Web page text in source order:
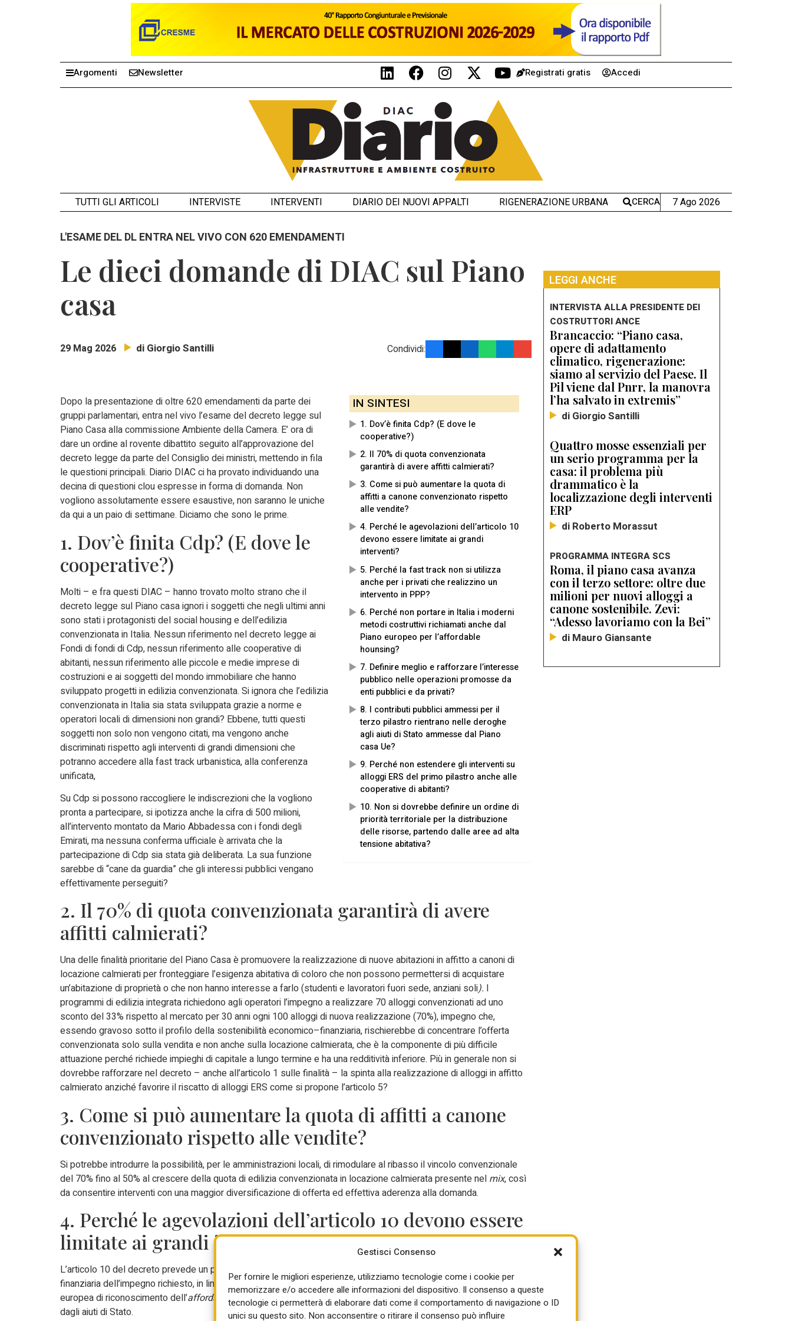
Gestisci Consenso
Per fornire le migliori esperienze, utilizziamo tecnologie come i cookie per
memorizzare e/o accedere alle informazioni del dispositivo. Il consenso a queste
tecnologie ci permetterà di elaborare dati come il comportamento di navigazione o ID
unici su questo sito. Non acconsentire o ritirare il consenso può influire
Argomenti Newsletter Registrati gratis Accedi
TUTTI GLI ARTICOLI INTERVISTE INTERVENTI DIARIO DEI NUOVI APPALTI RIGENERAZIONE URBANA CERCA 7 Ago 2026
L'ESAME DEL DL ENTRA NEL VIVO CON 620 EMENDAMENTI
Le dieci domande di DIAC sul Piano
casa
29 Mag 2026 di Giorgio Santilli Condividi:
IN SINTESI
1. Dov’è finita Cdp? (E dove le
cooperative?)
2. Il 70% di quota convenzionata
garantirà di avere affitti calmierati?
3. Come si può aumentare la quota di
affitti a canone convenzionato rispetto
alle vendite?
4. Perché le agevolazioni dell’articolo 10
devono essere limitate ai grandi
interventi?
5. Perché la fast track non si utilizza
anche per i privati che realizzino un
intervento in PPP?
6. Perché non portare in Italia i moderni
metodi costruttivi richiamati anche dal
Piano europeo per l’affordable
hounsing?
7. Definire meglio e rafforzare l’interesse
pubblico nelle operazioni promosse da
enti pubblici e da privati?
8. I contributi pubblici ammessi per il
terzo pilastro rientrano nelle deroghe
agli aiuti di Stato ammesse dal Piano
casa Ue?
9. Perché non estendere gli interventi su
alloggi ERS del primo pilastro anche alle
cooperative di abitanti?
10. Non si dovrebbe definire un ordine di
priorità territoriale per la distribuzione
delle risorse, partendo dalle aree ad alta
tensione abitativa?
Dopo la presentazione di oltre 620 emendamenti da parte dei
gruppi parlamentari, entra nel vivo l’esame del decreto legge sul
Piano Casa alla commissione Ambiente della Camera. E’ ora di
dare un ordine al rovente dibattito seguito all’approvazione del
decreto legge da parte del Consiglio dei ministri, mettendo in fila
le questioni principali. Diario DIAC ci ha provato individuando una
decina di questioni clou espresse in forma di domanda. Non
vogliono assolutamente essere esaustive, non saranno le uniche
da qui a un paio di settimane. Diciamo che sono le prime.
1. Dov’è finita Cdp? (E dove le
cooperative?)
Molti – e fra questi DIAC – hanno trovato molto strano che il
decreto legge sul Piano casa ignori i soggetti che negli ultimi anni
sono stati i protagonisti del social housing e dell’edilizia
convenzionata in Italia. Nessun riferimento nel decreto legge ai
Fondi di fondi di Cdp, nessun riferimento alle cooperative di
abitanti, nessun riferimento alle piccole e medie imprese di
costruzioni e ai soggetti del mondo immobiliare che hanno
sviluppato progetti in edilizia convenzionata. Si ignora che l’edilizia
convenzionata in Italia sia stata sviluppata grazie a norme e
operatori locali di dimensioni non grandi? Ebbene, tutti questi
soggetti non solo non vengono citati, ma vengono anche
discriminati rispetto agli interventi di grandi dimensioni che
potranno accedere alla fast track urbanistica, alla conferenza
unificata,
Su Cdp si possono raccogliere le indiscrezioni che la vogliono
pronta a partecipare, si ipotizza anche la cifra di 500 milioni,
all’intervento montato da Mario Abbadessa con i fondi degli
Emirati, ma nessuna conferma ufficiale è arrivata che la
partecipazione di Cdp sia stata già deliberata. La sua funzione
sarebbe di “cane da guardia” che gli interessi pubblici vengano
effettivamente perseguiti?
2. Il 70% di quota convenzionata garantirà di avere
affitti calmierati?
Una delle finalità prioritarie del Piano Casa è promuovere la realizzazione di nuove abitazioni in affitto a canoni di
locazione calmierati per fronteggiare l’esigenza abitativa di coloro che non possono permettersi di acquistare
un’abitazione di proprietà o che non hanno interesse a farlo (studenti e lavoratori fuori sede, anziani soli). I
programmi di edilizia integrata richiedono agli operatori l’impegno a realizzare 70 alloggi convenzionati ad uno
sconto del 33% rispetto al mercato per 30 anni ogni 100 alloggi di nuova realizzazione (70%), impegno che,
essendo gravoso sotto il profilo della sostenibilità economico–finanziaria, rischierebbe di concentrare l’offerta
convenzionata solo sulla vendita e non anche sulla locazione calmierata, che è la componente di più difficile
attuazione perché richiede impieghi di capitale a lungo termine e ha una redditività inferiore. Più in generale non si
dovrebbe rafforzare nel decreto – anche all’articolo 1 sulle finalità – la spinta alla realizzazione di alloggi in affitto
calmierato anziché favorire il riscatto di alloggi ERS come si propone l’articolo 5?
3. Come si può aumentare la quota di affitti a canone
convenzionato rispetto alle vendite?
Si potrebbe introdurre la possibilità, per le amministrazioni locali, di rimodulare al ribasso il vincolo convenzionale
del 70% fino al 50% al crescere della quota di edilizia convenzionata in locazione calmierata presente nel mix, così
da consentire interventi con una maggior diversificazione di offerta ed effettiva aderenza alla domanda.
4. Perché le agevolazioni dell’articolo 10 devono essere
limitate ai grandi interventi?
L’articolo 10 del decreto prevede un pacchetto di agevolazioni idoneo a garantire la sostenibilità economico-
finanziaria dell’impegno richiesto, in linea con la prassi già esistente nei principali comuni e con la risoluzione
europea di riconoscimento dell’affordable housingcome SIEG (Servizio di interesse economico generale) esentato
dagli aiuti di Stato.
LEGGI ANCHE
INTERVISTA ALLA PRESIDENTE DEI
COSTRUTTORI ANCE
Brancaccio: “Piano casa,
opere di adattamento
climatico, rigenerazione:
siamo al servizio del Paese. Il
Pil viene dal Pnrr, la manovra
l’ha salvato in extremis”
di Giorgio Santilli
Quattro mosse essenziali per
un serio programma per la
casa: il problema più
drammatico è la
localizzazione degli interventi
ERP
di Roberto Morassut
PROGRAMMA INTEGRA SCS
Roma, il piano casa avanza
con il terzo settore: oltre due
milioni per nuovi alloggi a
canone sostenibile. Zevi:
“Adesso lavoriamo con la Bei”
di Mauro Giansante